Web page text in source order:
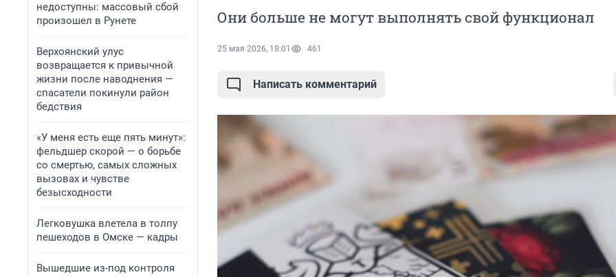
недоступны: массовый сбой
произошел в Рунете
Верхоянский улус
возвращается к привычной
жизни после наводнения —
спасатели покинули район
бедствия
«У меня есть еще пять минут»:
фельдшер скорой — о борьбе
со смертью, самых сложных
вызовах и чувстве
безысходности
Легковушка влетела в толпу
пешеходов в Омске — кадры
Вышедшие из-под контроля
Они больше не могут выполнять свой функционал
25 мая 2026, 18:01 461
Написать комментарий